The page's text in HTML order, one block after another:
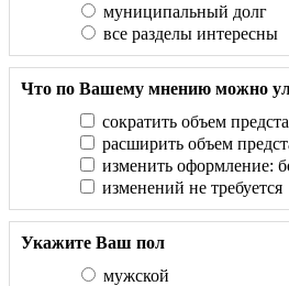
муниципальный долг
все разделы интересны
Что по Вашему мнению можно
сократить объем
расширить объем
изменить оформление:
изменений не требуется
Укажите Ваш пол
мужской